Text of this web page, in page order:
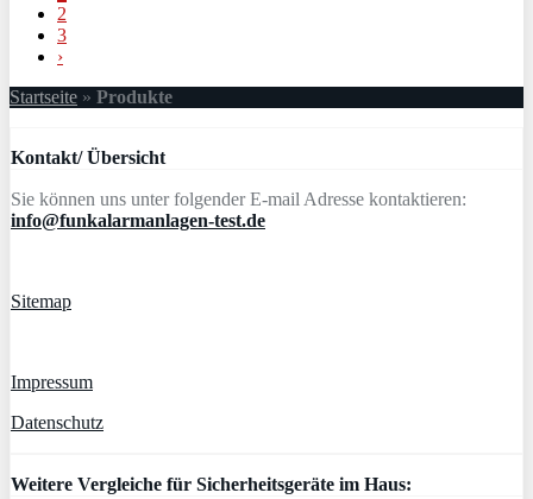
2
3
›
Startseite » Produkte
Kontakt/ Übersicht
Sie können uns unter folgender E-mail Adresse kontaktieren:
info@funkalarmanlagen-test.de
Sitemap
Impressum
Datenschutz
Weitere Vergleiche für Sicherheitsgeräte im Haus: